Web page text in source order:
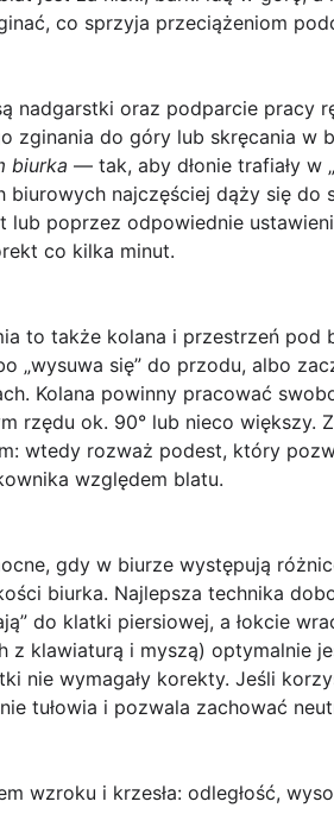
co sprzyja przeciążeniom
nadgarstki oraz podparcie pracy
zginania do góry lub skręcania
biurka — tak, aby dłonie trafiały w
najczęściej dąży się do
poprzez odpowiednie
co kilka minut.
to także kolana i przestrzeń pod
„wysuwa się” do przodu, albo
Kolana powinny pracować
rzędu ok. 90° lub nieco większy.
wtedy rozważ podest, który
względem blatu.
gdy w biurze występują
biurka. Najlepsza technika
do klatki piersiowej, a łokcie
z klawiaturą i myszą) optymalnie
nie wymagały korekty. Jeśli
tułowia i pozwala zachować
wzroku i krzesła: odległość,